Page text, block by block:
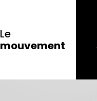
Le
mouvement